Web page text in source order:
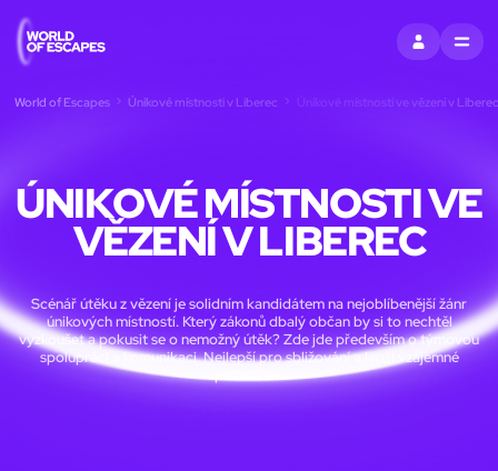
PŘIHLÁSIT SE
MENU
World of Escapes Únikové místnosti v Liberec Únikové místnosti ve vězení v Liberec
ÚNIKOVÉ MÍSTNOSTI VE
VĚZENÍ V LIBEREC
Scénář útěku z vězení je solidním kandidátem na nejoblíbenější žánr
únikových místností. Který zákonů dbalý občan by si to nechtěl
vyzkoušet a pokusit se o nemožný útěk? Zde jde především o týmovou
spolupráci a komunikaci. Nejlepší pro sbližování a lepší vzájemné